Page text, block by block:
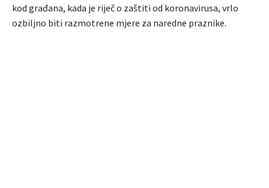
kod građana, kada je riječ o zaštiti od koronavirusa, vrlo
ozbiljno biti razmotrene mjere za naredne praznike.